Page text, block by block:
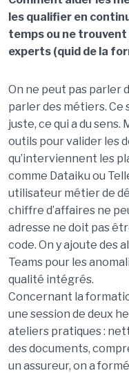
les qualifier en
temps ou ne
experts (quid de la
On ne peut pas parler
parler des métiers. Ce
juste, ce qui a du sens.
outils pour valider les
qu’interviennent les
comme Dataiku ou
utilisateur métier de
chiffre d’affaires ne
adresse ne doit pas
code. On y ajoute des
Teams pour les
qualité intégrés.
Concernant la
une session de deux
ateliers pratiques :
des documents,
un assureur, on a